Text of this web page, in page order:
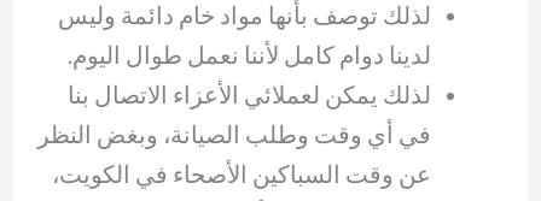
لذلك توصف بأنها مواد خام دائمة وليس
لدينا دوام كامل لأننا نعمل طوال اليوم.
لذلك يمكن لعملائي الأعزاء الاتصال بنا
في أي وقت وطلب الصيانة، وبغض النظر
عن وقت السباكين الأصحاء في الكويت،